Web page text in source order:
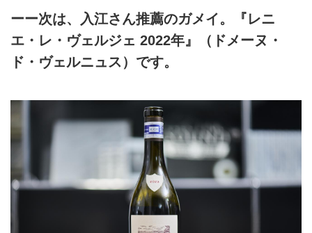
ーー次は、入江さん推薦のガメイ。『レニ
エ・レ・ヴェルジェ 2022年』（ドメーヌ・
ド・ヴェルニュス）です。